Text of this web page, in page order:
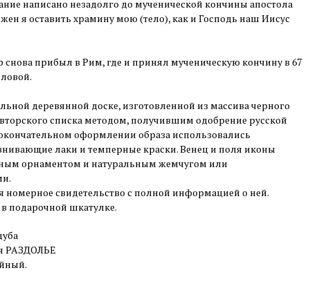
написано незадолго до мученической кончины апостола
я оставить храмину мою (тело), как и Господь наш Иисус
снова прибыл в Рим, где и принял мученическую кончину в 67
деревянной доске, изготовленной из массива черного
списка методом, получившим одобрение русской
оформлении образа использовались
лаки и темперные краски. Венец и поля иконы
орнаментом и натуральным жемчугом или
номерное свидетельство с полной информацией о ней.
подарочной шкатулке.
РАЗДОЛЬЕ